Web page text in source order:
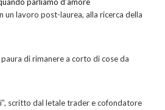
un lavoro post-laurea, alla ricerca della
di rimanere a corto di cose da
scritto dal letale trader e cofondatore